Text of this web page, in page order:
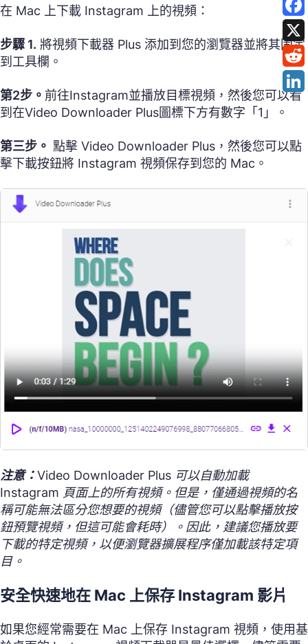
在 Mac 上下載 Instagram 上的視頻：
步驟 1. 將視頻下載器 Plus 添加到您的瀏覽器並將其固定
到工具欄。
第2步。 前往Instagram並播放目標視頻，然後您可以看
到在Video Downloader Plus圖標下方有數字「1」。
第三步。 點擊 Video Downloader Plus，然後您可以點
擊下載按鈕將 Instagram 視頻保存到您的 Mac。
注意：Video Downloader Plus 可以自動加載
Instagram 頁面上的所有視頻。但是，僅通過視頻的名
稱可能無法區分您想要的視頻（儘管您可以點擊播放按
鈕預覽視頻，但這可能會耗時）。因此，建議您播放要
下載的特定視頻，以便瀏覽器擴展程序僅加載該特定項
目。
安全快速地在 Mac 上保存 Instagram 影片
如果您經常需要在 Mac 上保存 Instagram 視頻，使用基